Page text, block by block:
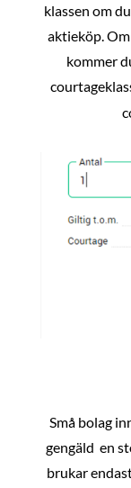
klassen om
aktieköp.
kommer
Små bolag
gengäld en
brukar